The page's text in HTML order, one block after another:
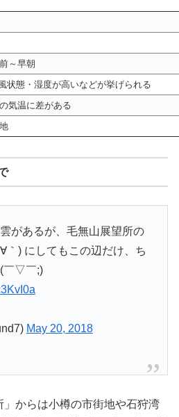
～早朝
状態・湿度が高いなどが挙げられる
気温に差がある
があるが、毛無山展望所の
｀) にしてもこの辺だけ、ち
(￣▽￣;)
May 20, 2018
からは小樽の市街地や石狩湾